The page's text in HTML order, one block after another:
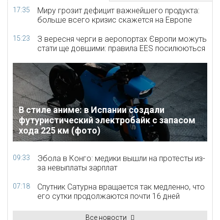
17:35
Миру грозит дефицит важнейшего продукта:
больше всего кризис скажется на Европе
15:23
З вересня черги в аеропортах Європи можуть
стати ще довшими: правила EES посилюються
В стиле аниме: в Испании создали
футуристический электробайк с запасом
хода 225 км (фото)
09:33
Эбола в Конго: медики вышли на протесты из-
за невыплаты зарплат
07:18
Спутник Сатурна вращается так медленно, что
его сутки продолжаются почти 16 дней
Все новости